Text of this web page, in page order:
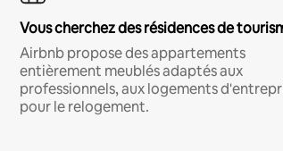
Vous cherchez des résidences de
Airbnb propose des appartements
entièrement meublés adaptés aux
professionnels, aux logements
pour le relogement.